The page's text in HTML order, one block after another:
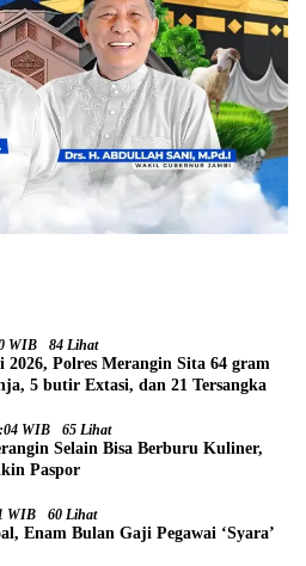
WIB 84 Lihat
Polres Merangin Sita 64 gram
5 butir Extasi, dan 21 Tersangka
WIB 65 Lihat
Selain Bisa Berburu Kuliner,
Paspor
WIB 60 Lihat
Enam Bulan Gaji Pegawai ‘Syara’